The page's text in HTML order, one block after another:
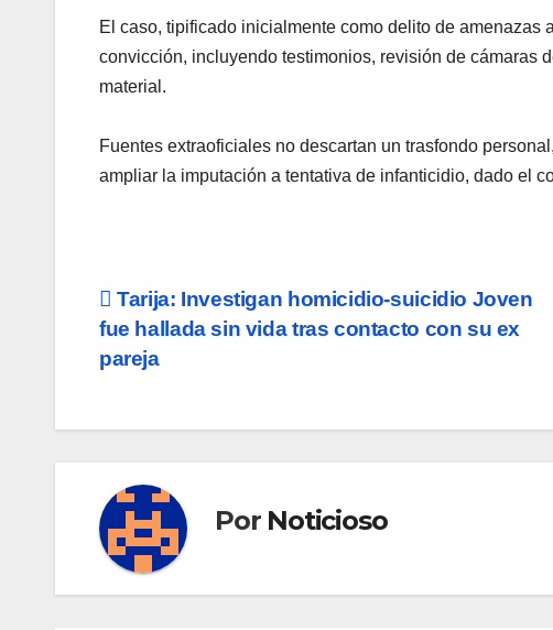
El caso, tipificado inicialmente como delito de
convicción, incluyendo testimonios, revisión de cámaras
material.
Fuentes extraoficiales no descartan un trasfondo
ampliar la imputación a tentativa de infanticidio, dado el
Navegación
de
Tarija: Investigan homicidio-suicidio Joven
fue hallada sin vida tras contacto con su ex
pareja
Por Noticioso